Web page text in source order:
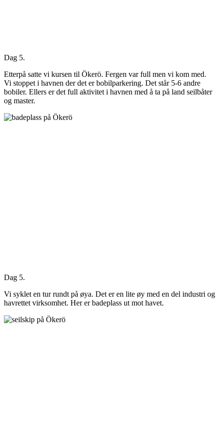
Dag 5.
Etterpå satte vi kursen til Ökerö. Fergen var full men vi kom med.
Vi stoppet i havnen der det er bobilparkering. Det står 5-6 andre
bobiler. Ellers er det full aktivitet i havnen med å ta på land seilbåter
og master.
Dag 5.
Vi syklet en tur rundt på øya. Det er en lite øy med en del industri og
havrettet virksomhet. Her er badeplass ut mot havet.